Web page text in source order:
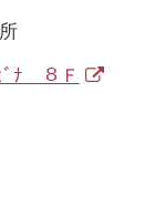
ﾞﾅ ８Ｆ